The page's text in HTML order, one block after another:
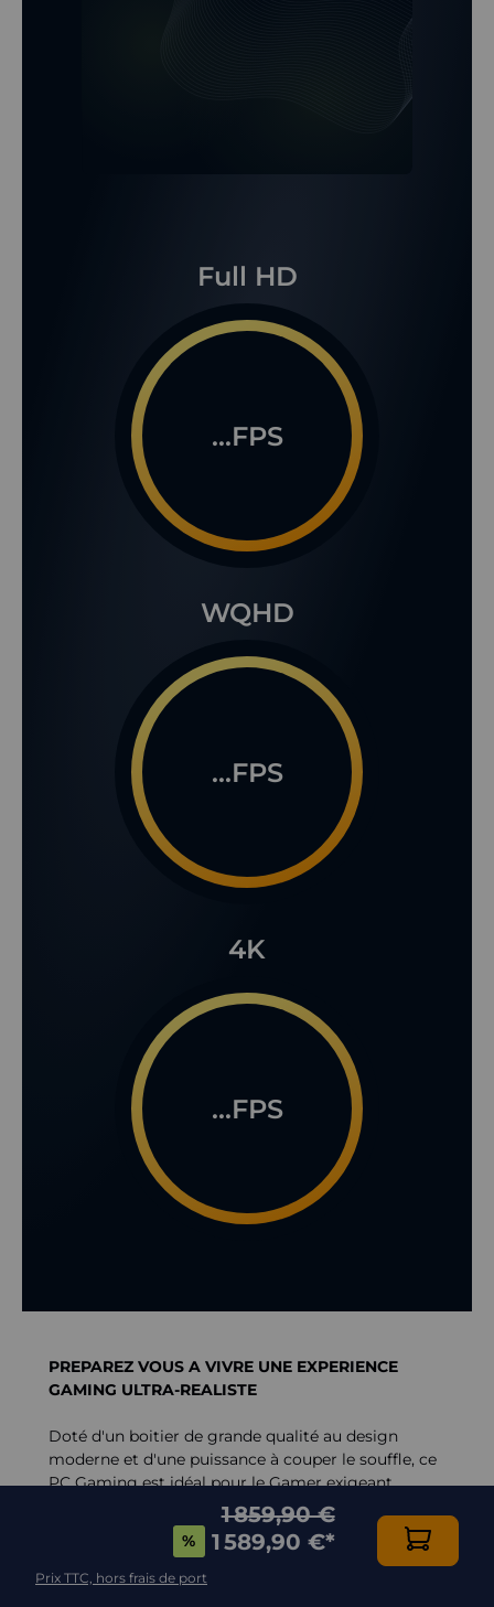
Full HD
...FPS
WQHD
...FPS
4K
...FPS
PREPAREZ VOUS A VIVRE UNE EXPERIENCE
GAMING ULTRA-REALISTE
Doté d'un boitier de grande qualité au design
moderne et d'une puissance à couper le souffle, ce
PC Gaming est idéal pour le Gamer exigeant.
Prenant complètement en charge DirectX 12 grâce
la Geforce RTX5060 8Goet profitant de la
puissance 3D exceptionnelle du
1 859,90 €
% 1 589,90 €*
Prix TTC, hors frais de port